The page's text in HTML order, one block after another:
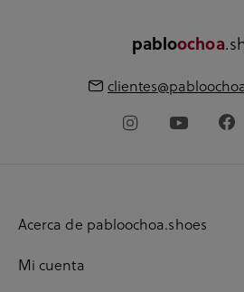
pabloochoa
Acerca de pabloochoa.shoes
Mi cuenta